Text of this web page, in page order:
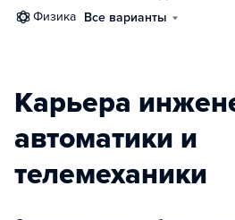
физика Все варианты
Карьера
автоматики и
телемеханики